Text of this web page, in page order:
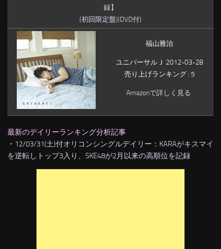
録】
(初回限定盤)(DVD付)
福山雅治
ユニバーサルＪ 2012-03-28
売り上げランキング : 5
Amazonで詳しく見る
最新のデイリーランキング分析記事
・ 12/03/31(土)付オリコンシングルデイリー：KARAがキスマイ
を逆転しトップ3入り、SKE48が2月以来の高順位を記録